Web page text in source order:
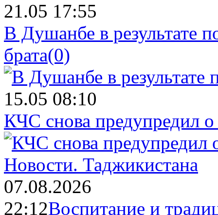
21.05 17:55
В Душанбе в результате
брата(0)
15.05 08:10
КЧС снова предупредил
Новости. Таджикистана
07.08.2026
22:12Воспитание и